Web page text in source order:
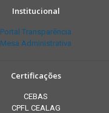
Institucional
Portal Transparência
Mesa Administrativa
Certificações
CEBAS
CPFL CEALAG